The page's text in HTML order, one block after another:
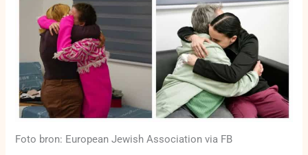
Foto bron: European Jewish Association via FB